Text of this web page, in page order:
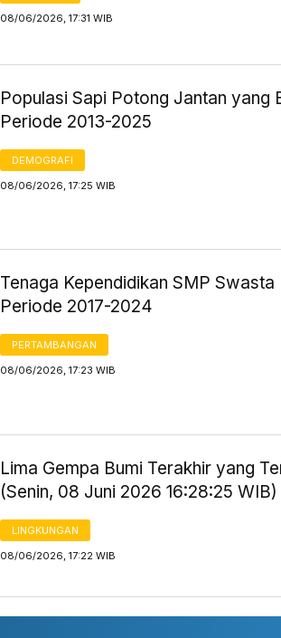
08/06/2026, 17:31 WIB
Populasi Sapi Potong Jantan yang
Periode 2013-2025
DEMOGRAFI
08/06/2026, 17:25 WIB
Tenaga Kependidikan SMP Swasta
Periode 2017-2024
PERTAMBANGAN
08/06/2026, 17:23 WIB
Lima Gempa Bumi Terakhir yang
(Senin, 08 Juni 2026 16:28:25 WIB)
LINGKUNGAN
08/06/2026, 17:22 WIB